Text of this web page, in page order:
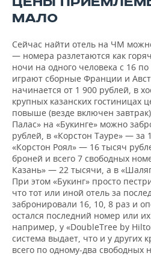
МАЛО
Сейчас найти отель на ЧМ
— номера разлетаются как
ночи на одного человека с 16
играют сборные Франции и
начинается от 1 900 рублей, в
крупных казанских гостиницах
повыше (везде включен
Палас» на «Букинге» можно
рублей, в «Корстон Тауре» — за
«Корстон Роял» — 16 тысяч
броней и всего 7 свободных
Казань» — 22 тысячи, а в
При этом «Букинг» просто
что тот или иной отель за
забронировали 16, 10, 8 раз и
остался последний номер или их
например, у «DoubleTree by
система выдает, что и у других
всего по одному-два свободных